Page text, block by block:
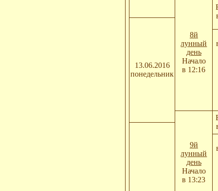
8й
лунный
день
Начало
в 12:16
13.06.2016
понедельник
9й
лунный
день
Начало
в 13:23